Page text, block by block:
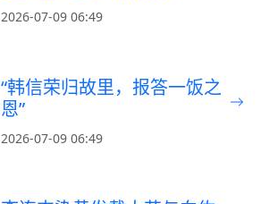
2026-07-09 06:49
“韩信荣归故里，报答一饭之
恩”
2026-07-09 06:49